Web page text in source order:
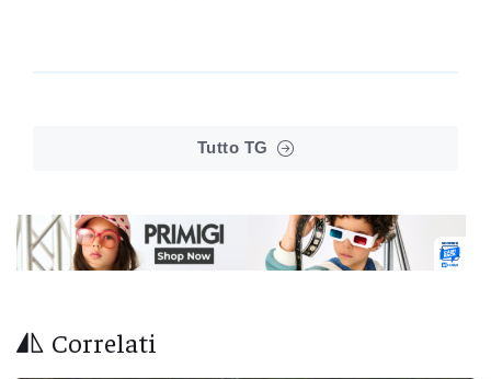
Tutto TG
Correlati